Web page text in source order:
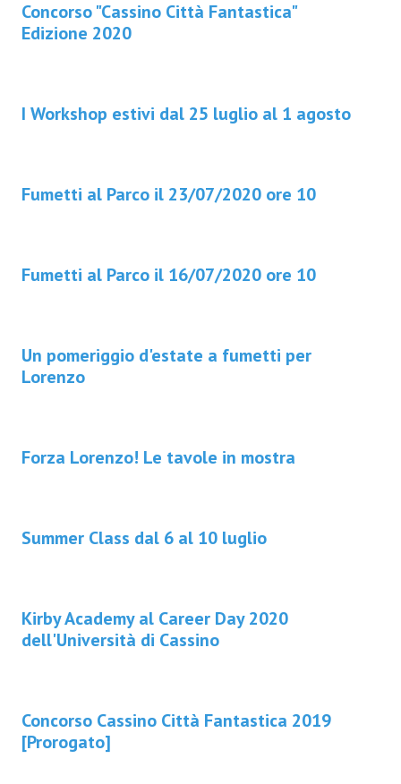
Concorso "Cassino Città Fantastica"
Edizione 2020
I Workshop estivi dal 25 luglio al 1 agosto
Fumetti al Parco il 23/07/2020 ore 10
Fumetti al Parco il 16/07/2020 ore 10
Un pomeriggio d'estate a fumetti per
Lorenzo
Forza Lorenzo! Le tavole in mostra
Summer Class dal 6 al 10 luglio
Kirby Academy al Career Day 2020
dell'Università di Cassino
Concorso Cassino Città Fantastica 2019
[Prorogato]